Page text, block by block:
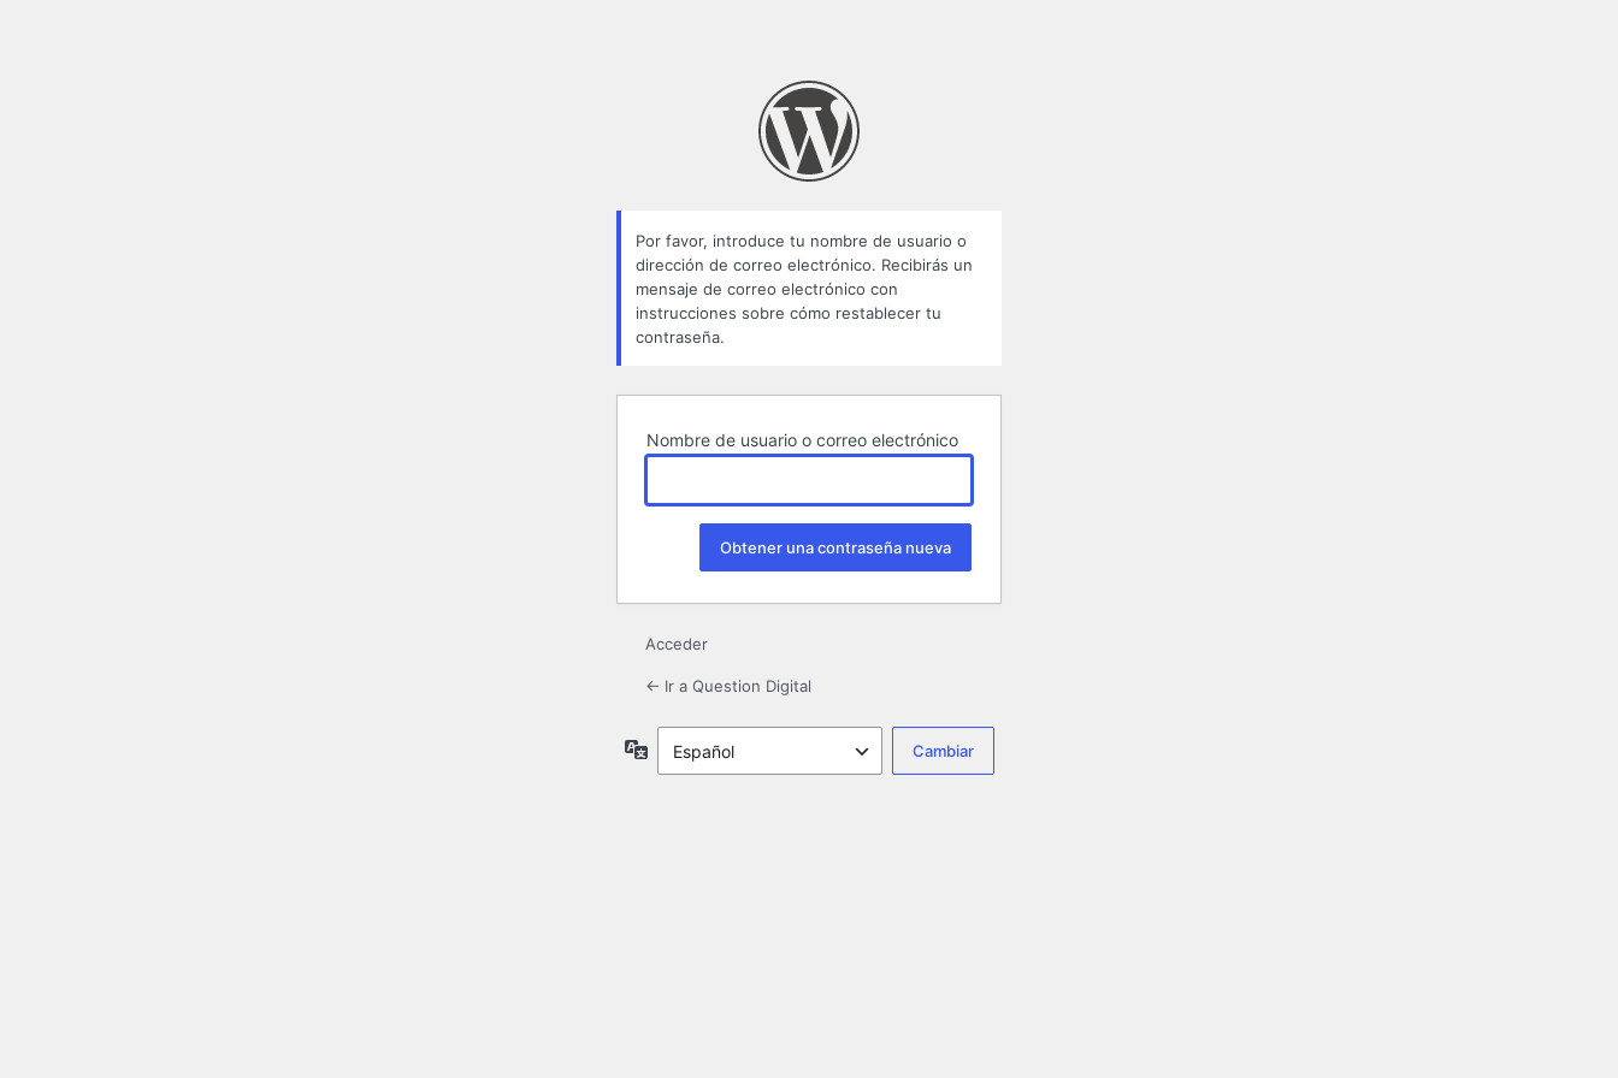
Por favor, introduce tu nombre de usuario o
dirección de correo electrónico. Recibirás un
mensaje de correo electrónico con
instrucciones sobre cómo restablecer tu
contraseña.
Nombre de usuario o correo electrónico
Acceder
← Ir a Question Digital
Idioma